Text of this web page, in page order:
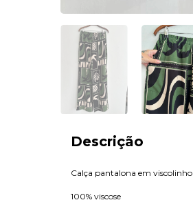
Descrição
Calça pantalona em viscolinho
100% viscose